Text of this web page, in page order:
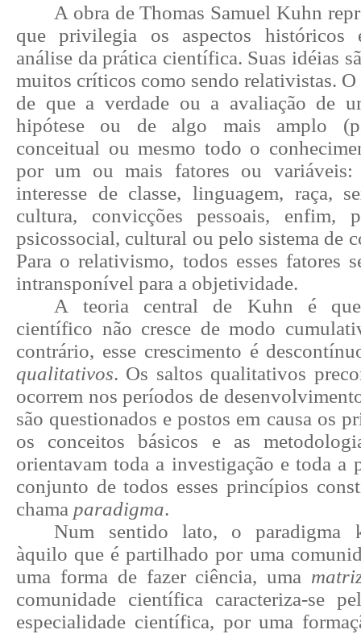
A obra de Thomas Samuel Kuhn
que privilegia os aspectos históricos
análise da prática científica. Suas idéias
muitos críticos como sendo relativistas. O
de que a verdade ou a avaliação de
hipótese ou de algo mais amplo
conceitual ou mesmo todo o
por um ou mais fatores ou variáveis:
interesse de classe, linguagem, raça,
cultura, convicções pessoais, enfim,
psicossocial, cultural ou pelo sistema de
Para o relativismo, todos esses fatores
intransponível para a objetividade.
A teoria central de Kuhn é
científico não cresce de modo
contrário, esse crescimento é
qualitativos. Os saltos qualitativos
ocorrem nos períodos de
são questionados e postos em causa os
os conceitos básicos e as
orientavam toda a investigação e toda a
conjunto de todos esses princípios
chama paradigma.
Num sentido lato, o paradigma
àquilo que é partilhado por uma
uma forma de fazer ciência, uma
comunidade científica caracteriza-se
especialidade científica, por uma